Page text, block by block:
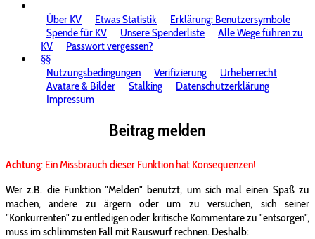
Über KV
Etwas Statistik
Erklärung: Benutzersymbole
Spende für KV
Unsere Spenderliste
Alle Wege führen zu
KV
Passwort vergessen?
§§
Nutzungsbedingungen
Verifizierung
Urheberrecht
Avatare & Bilder
Stalking
Datenschutzerklärung
Impressum
Beitrag melden
Achtung: Ein Missbrauch dieser Funktion hat Konsequenzen!
Wer z.B. die Funktion "Melden" benutzt, um sich mal einen Spaß zu
machen, andere zu ärgern oder um zu versuchen, sich seiner
"Konkurrenten" zu entledigen oder kritische Kommentare zu "entsorgen",
muss im schlimmsten Fall mit Rauswurf rechnen. Deshalb: